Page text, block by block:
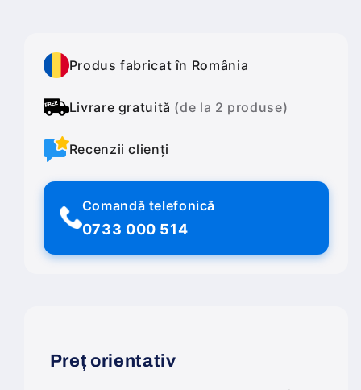
Produs fabricat în România
Livrare gratuită (de la 2 produse)
Recenzii clienți
Comandă telefonică
0733 000 514
Preț orientativ